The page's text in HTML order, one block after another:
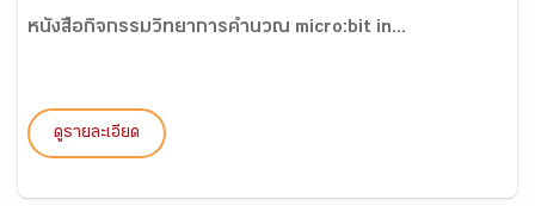
หนังสือกิจกรรมวิทยาการคำนวณ micro:bit in...
ดูรายละเอียด